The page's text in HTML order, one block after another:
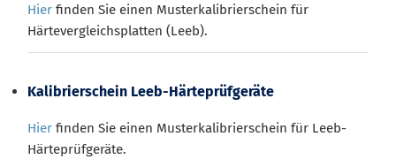
Hier finden Sie einen Musterkalibrierschein für
Härtevergleichsplatten (Leeb).
Kalibrierschein Leeb-Härteprüfgeräte
Hier finden Sie einen Musterkalibrierschein für Leeb-
Härteprüfgeräte.